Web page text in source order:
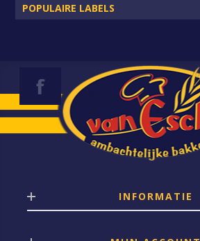
POPULAIRE LABELS
INFORMATIE